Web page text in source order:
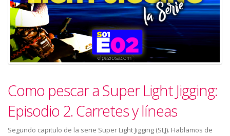
Como pescar a Super Light Jigging:
Episodio 2. Carretes y líneas
Segundo capitulo de la serie Super Light Jigging (SLJ). Hablamos de